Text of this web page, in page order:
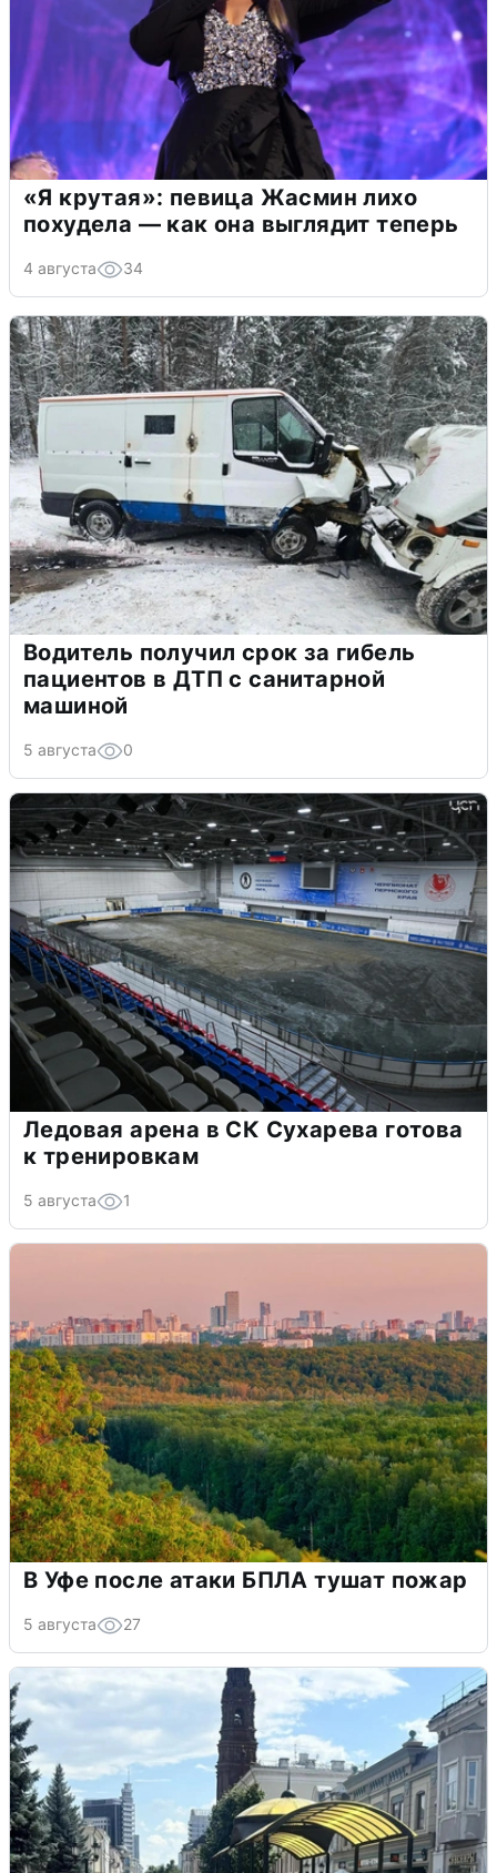
«Я крутая»: певица Жасмин лихо
похудела — как она выглядит теперь
4 августа 34
Водитель получил срок за гибель
пациентов в ДТП с санитарной
машиной
5 августа 0
Ледовая арена в СК Сухарева готова
к тренировкам
5 августа 1
В Уфе после атаки БПЛА тушат пожар
5 августа 27